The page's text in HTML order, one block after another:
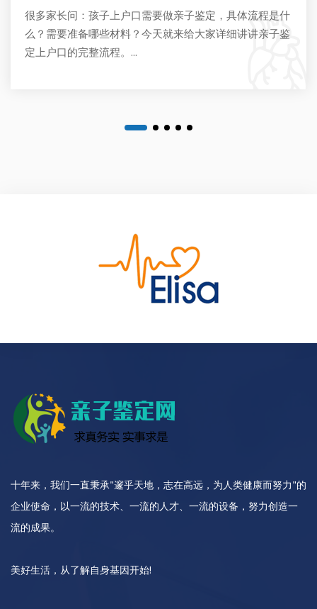
很多家长问：孩子上户口需要做亲子鉴定，具体流程是什
么？需要准备哪些材料？今天就来给大家详细讲讲亲子鉴
定上户口的完整流程。...
十年来，我们一直秉承"邃乎天地，志在高远，为人类健康而努力"的
企业使命，以一流的技术、一流的人才、一流的设备，努力创造一
流的成果。
美好生活，从了解自身基因开始!